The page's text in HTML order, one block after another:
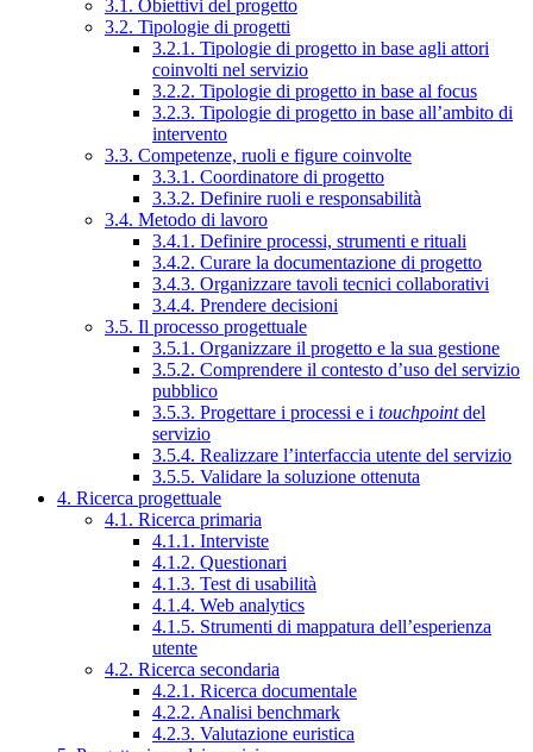
3.1. Obiettivi del progetto
3.2. Tipologie di progetti
3.2.1. Tipologie di progetto in base agli attori
coinvolti nel servizio
3.2.2. Tipologie di progetto in base al focus
3.2.3. Tipologie di progetto in base all’ambito di
intervento
3.3. Competenze, ruoli e figure coinvolte
3.3.1. Coordinatore di progetto
3.3.2. Definire ruoli e responsabilità
3.4. Metodo di lavoro
3.4.1. Definire processi, strumenti e rituali
3.4.2. Curare la documentazione di progetto
3.4.3. Organizzare tavoli tecnici collaborativi
3.4.4. Prendere decisioni
3.5. Il processo progettuale
3.5.1. Organizzare il progetto e la sua gestione
3.5.2. Comprendere il contesto d’uso del servizio
pubblico
3.5.3. Progettare i processi e i touchpointdel
servizio
3.5.4. Realizzare l’interfaccia utente del servizio
3.5.5. Validare la soluzione ottenuta
4. Ricerca progettuale
4.1. Ricerca primaria
4.1.1. Interviste
4.1.2. Questionari
4.1.3. Test di usabilità
4.1.4. Web analytics
4.1.5. Strumenti di mappatura dell’esperienza
utente
4.2. Ricerca secondaria
4.2.1. Ricerca documentale
4.2.2. Analisi benchmark
4.2.3. Valutazione euristica